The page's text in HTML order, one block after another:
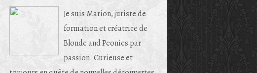
Je suis Marion, juriste de
formation et créatrice de
Blonde and Peonies par
passion. Curieuse et